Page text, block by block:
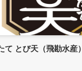
て とび天（飛勘水産）